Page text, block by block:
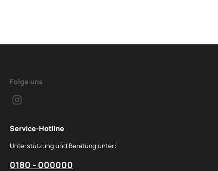
Folge uns
Service-Hotline
Unterstützung und Beratung unter:
0180 - 000000